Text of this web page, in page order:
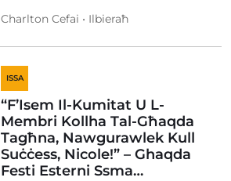
Charlton Cefai • Ilbieraħ
ISSA
“F’Isem Il-Kumitat U L-
Membri Kollha Tal-Għaqda
Tagħna, Nawgurawlek Kull
Suċċess, Nicole!” – Ghaqda
Festi Esterni Ssma…